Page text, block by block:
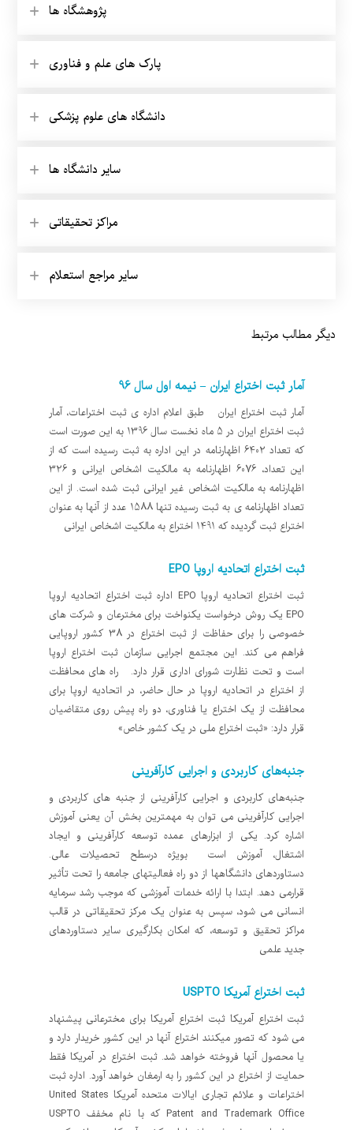
پژوهشگاه ها
پارک های علم و فناوری
دانشگاه های علوم پزشکی
سایر دانشگاه ها
مراکز تحقیقاتی
سایر مراجع استعلام
دیگر مطالب مرتبط
آمار ثبت اختراع ایران – نیمه اول سال 96
آمار ثبت اختراع ایران طبق اعلام اداره ی ثبت اختراعات، آمار
ثبت اختراع ایران در 5 ماه نخست سال 1396 به این صورت است
که تعداد 6402 اظهارنامه در این اداره به ثبت رسیده است که از
این تعداد، 6076 اظهارنامه به مالکیت اشخاص ایرانی و 326
اظهارنامه به مالکیت اشخاص غیر ایرانی ثبت شده است. از این
تعداد اظهارنامه ی به ثبت رسیده تنها 1588 عدد از آنها به عنوان
اختراع ثبت گردیده که 1491 اختراع به مالکیت اشخاص ایرانی
ثبت اختراع اتحادیه اروپا EPO
ثبت اختراع اتحادیه اروپا EPO اداره ثبت اختراع اتحادیه اروپا
EPO یک روش درخواست یکنواخت برای مخترعان و شرکت های
خصوصی را برای حفاظت از ثبت اختراع در 38 کشور اروپایی
فراهم می کند. این مجتمع اجرایی سازمان ثبت اختراع اروپا
است و تحت نظارت شورای اداری قرار دارد. راه های محافظت
از اختراع در اتحادیه اروپا در حال حاضر، در اتحادیه اروپا برای
محافظت از یک اختراع یا فناوری، دو راه پیش روی متقاضیان
قرار دارد: «ثبت اختراع ملی در یک کشور خاص»
جنبه‌های کاربردی و اجرایی کارآفرینی
جنبه‌های کاربردی و اجرایی کارآفرینی از جنبه های کاربردی و
اجرایی کارآفرینی می توان به مهمترین بخش آن یعنی آموزش
اشاره کرد. یکی از ابزارهای عمده توسعه کارآفرینی و ایجاد
اشتغال، آموزش است بویژه درسطح تحصیلات عالی.
دستاوردهای دانشگاهها از دو راه فعالیتهای جامعه را تحت تأثیر
قرارمی دهد. ابتدا با ارائه خدمات آموزشی که موجب رشد سرمایه
انسانی می شود، سپس به عنوان یک مرکز تحقیقاتی در قالب
مراکز تحقیق و توسعه، که امکان بکارگیری سایر دستاوردهای
جدید علمی
ثبت اختراع آمریکا USPTO
ثبت اختراع آمریکا ثبت اختراع آمریکا برای مخترعانی پیشنهاد
می شود که تصور میکنند اختراع آنها در این کشور خریدار دارد و
یا محصول آنها فروخته خواهد شد. ثبت اختراع در آمریکا فقط
حمایت از اختراع در این کشور را به ارمغان خواهد آورد. اداره ثبت
اختراعات و علائم تجاری ایالات متحده آمریکا United States
Patent and Trademark Office که با نام مخفف USPTO